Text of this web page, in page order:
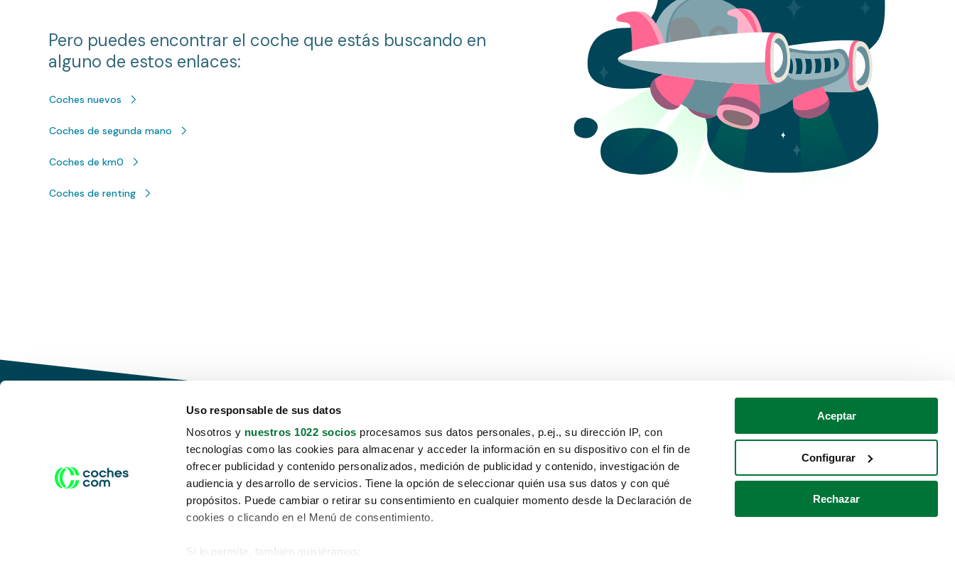
Uso responsable de sus datos
Nosotros y nuestros 1022 socios procesamos sus datos personales, p.ej., su dirección IP, con
tecnologías como las cookies para almacenar y acceder la información en su dispositivo con el fin de
ofrecer publicidad y contenido personalizados, medición de publicidad y contenido, investigación de
audiencia y desarrollo de servicios. Tiene la opción de seleccionar quién usa sus datos y con qué
propósitos. Puede cambiar o retirar su consentimiento en cualquier momento desde la Declaración de
cookies o clicando en el Menú de consentimiento.
Si lo permite, también quisiéramos:
Aceptar
Configurar
Rechazar
Pero puedes encontrar el coche que estás buscando en
alguno de estos enlaces:
Coches nuevos
Coches de segunda mano
Coches de km0
Coches de renting
Conduce tu futuro,
desata tu movilidad